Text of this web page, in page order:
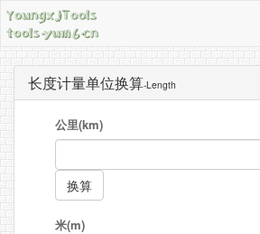
长度计量单位换算-Length
公里(km)
米(m)